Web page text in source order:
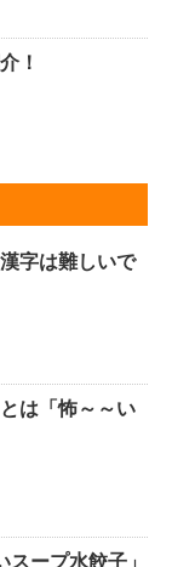
！
字は難しいで
は「怖～～い
ープ水餃子」